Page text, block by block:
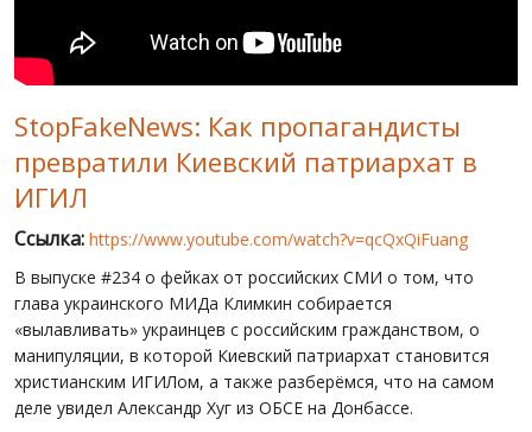
ПУБЛИЧНЫЕ ЛЮДИ
РОССИЙСКО-УКРАИНСКАЯ ВОЙНА
WINTER ON FIRE: UKRAINE'S FIGHT FOR FREEDOM
ХРОНОЛОГИЯ ЄВРОМАЙДАНА
StopFakeNews: Как пропагандисты
превратили Киевский патриархат в
ИГИЛ
Ссылка: https://www.youtube.com/watch?v=qcQxQiFuang
В выпуске #234 о фейках от российских СМИ о том, что
глава украинского МИДа Климкин собирается
«вылавливать» украинцев с российским гражданством, о
манипуляции, в которой Киевский патриархат становится
христианским ИГИЛом, а также разберёмся, что на самом
деле увидел Александр Хуг из ОБСЕ на Донбассе.